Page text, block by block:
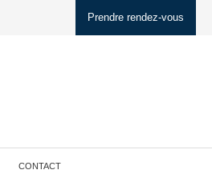
Prendre rendez-vous
CONTACT